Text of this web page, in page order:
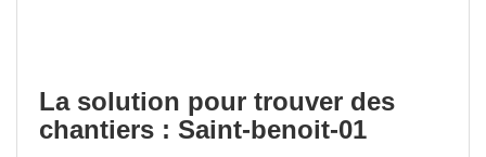
La solution pour trouver des
chantiers : Saint-benoit-01